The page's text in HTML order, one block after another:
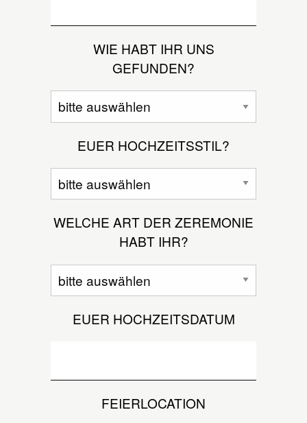
WIE HABT IHR UNS
GEFUNDEN?
EUER HOCHZEITSSTIL?
WELCHE ART DER ZEREMONIE
HABT IHR?
EUER HOCHZEITSDATUM
FEIERLOCATION